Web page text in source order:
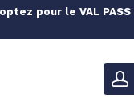
pour le VAL